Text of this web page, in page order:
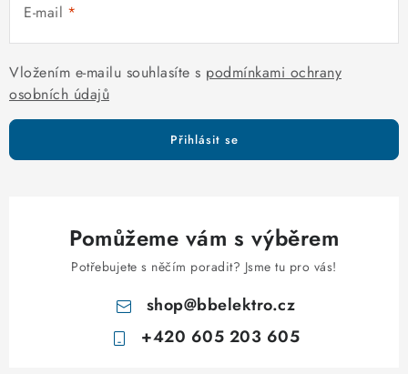
p
i
s
u
E-mail
Vložením e-mailu souhlasíte s podmínkami ochrany
osobních údajů
Přihlásit se
Pomůžeme vám s výběrem
Potřebujete s něčím poradit? Jsme tu pro vás!
shop@bbelektro.cz
+420 605 203 605